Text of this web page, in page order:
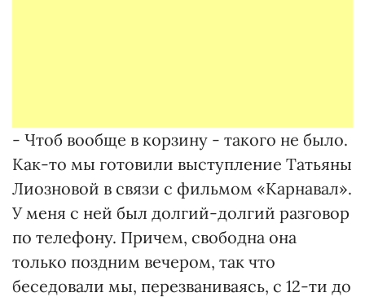
- Чтоб вообще в корзину - такого не было.
Как-то мы готовили выступление Татьяны
Лиозновой в связи с фильмом «Карнавал».
У меня с ней был долгий-долгий разговор
по телефону. Причем, свободна она
только поздним вечером, так что
беседовали мы, перезваниваясь, с 12-ти до